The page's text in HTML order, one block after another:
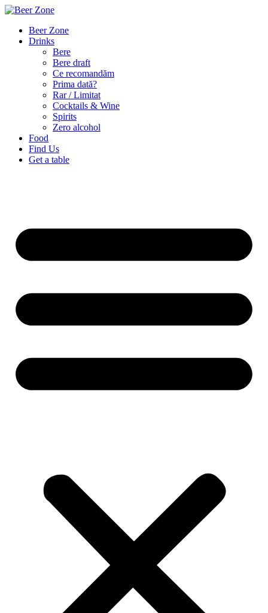
Beer Zone
Drinks
Bere
Bere draft
Ce recomandăm
Prima dată?
Rar / Limitat
Cocktails & Wine
Spirits
Zero alcohol
Food
Find Us
Get a table